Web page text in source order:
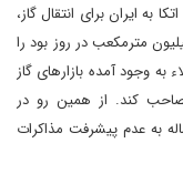
به ایران برای انتقال گاز،
ارزشمند صادرات گاز به اروپا را که معادل ۴۰۰ میلیون مترمکعب در روز بود را
به وجود آمده بازار‌های گاز
کند. از همین رو در
به عدم پیشرفت مذاکرات